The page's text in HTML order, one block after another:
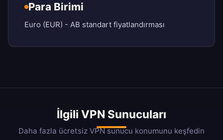
Para Birimi
Euro (EUR) - AB standart fiyatlandırması
İlgili VPN Sunucuları
Daha fazla ücretsiz VPN sunucu konumunu keşfedin